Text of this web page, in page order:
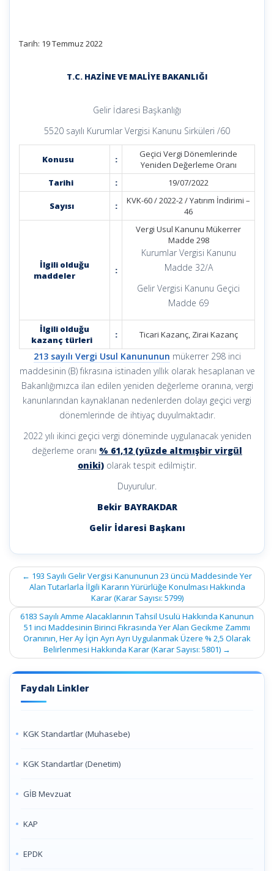
Tarih: 19 Temmuz 2022
T.C. HAZİNE VE MALİYE BAKANLIĞI
Gelir İdaresi Başkanlığı
5520 sayılı Kurumlar Vergisi Kanunu Sirküleri /60
Konusu :
Geçici Vergi Dönemlerinde
Yeniden Değerleme Oranı
Tarihi
: 19/07/2022
Sayısı :
KVK-60 / 2022-2 / Yatırım İndirimi –
46
İlgili olduğu
maddeler
:
Vergi Usul Kanunu Mükerrer
Madde 298
Kurumlar Vergisi Kanunu
Madde 32/A
Gelir Vergisi Kanunu Geçici
Madde 69
İlgili olduğu
kazanç türleri
: Ticari Kazanç, Zirai Kazanç
213 sayılı Vergi Usul Kanununun mükerrer 298 inci
maddesinin (B) fıkrasına istinaden yıllık olarak hesaplanan ve
Bakanlığımızca ilan edilen yeniden değerleme oranına, vergi
kanunlarından kaynaklanan nedenlerden dolayı geçici vergi
dönemlerinde de ihtiyaç duyulmaktadır.
2022 yılı ikinci geçici vergi döneminde uygulanacak yeniden
değerleme oranı % 61,12 (yüzde altmışbir virgül
oniki) olarak tespit edilmiştir.
Duyurulur.
Bekir BAYRAKDAR
Gelir İdaresi Başkanı
Post
navigation
← 193 Sayılı Gelir Vergisi Kanununun 23 üncü Maddesinde Yer
Alan Tutarlarla İlgili Kararın Yürürlüğe Konulması Hakkında
Karar (Karar Sayısı: 5799)
6183 Sayılı Amme Alacaklarının Tahsil Usulü Hakkında Kanunun
51 inci Maddesinin Birinci Fıkrasında Yer Alan Gecikme Zammı
Oranının, Her Ay İçin Ayrı Ayrı Uygulanmak Üzere % 2,5 Olarak
Belirlenmesi Hakkında Karar (Karar Sayısı: 5801) →
Faydalı Linkler
KGK Standartlar (Muhasebe)
KGK Standartlar (Denetim)
GİB Mevzuat
KAP
EPDK